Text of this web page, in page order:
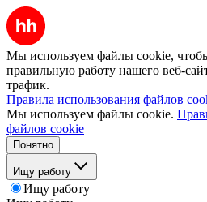
Мы используем файлы cookie,
правильную работу нашего веб-
трафик.
Правила использования файлов
Мы используем файлы cookie.
файлов cookie
Понятно
Ищу работу
Ищу работу